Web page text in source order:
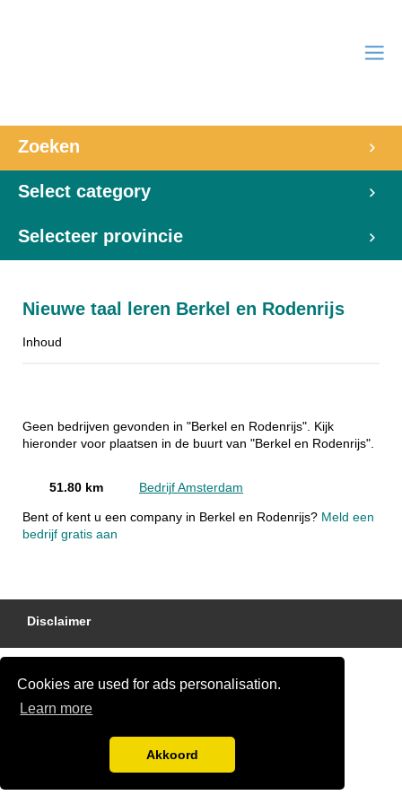
Cookies are used for ads personalisation.
Learn more
Akkoord
Zoeken
Select category
Selecteer provincie
Nieuwe taal leren Berkel en Rodenrijs
Inhoud
Geen bedrijven gevonden in "Berkel en Rodenrijs". Kijk
hieronder voor plaatsen in de buurt van "Berkel en Rodenrijs".
51.80 km Bedrijf Amsterdam
Bent of kent u een company in Berkel en Rodenrijs? Meld een
bedrijf gratis aan
Disclaimer